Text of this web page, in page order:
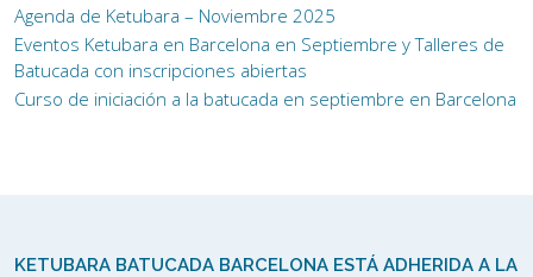
Agenda de Ketubara – Noviembre 2025
Eventos Ketubara en Barcelona en Septiembre y Talleres de
Batucada con inscripciones abiertas
Curso de iniciación a la batucada en septiembre en Barcelona
KETUBARA BATUCADA BARCELONA ESTÁ ADHERIDA A LA